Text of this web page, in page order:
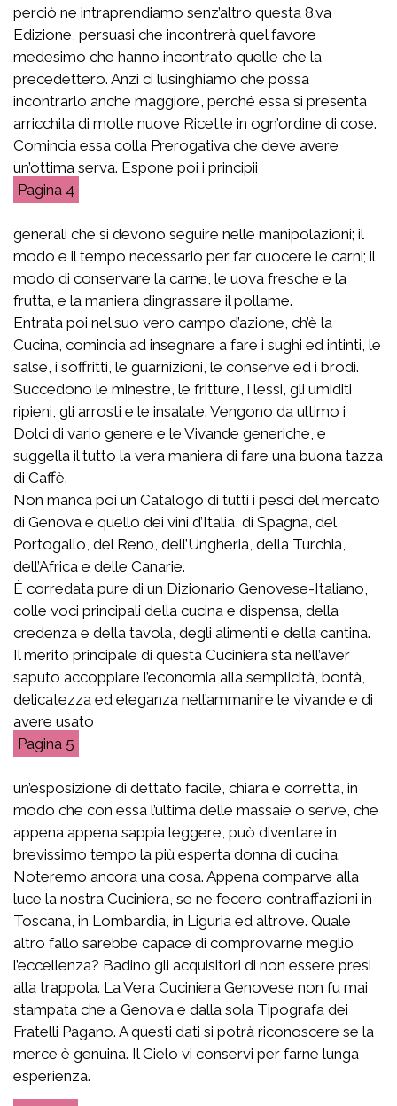
perciò ne intraprendiamo senz’altro questa 8.va
Edizione, persuasi che incontrerà quel favore
medesimo che hanno incontrato quelle che la
precedettero. Anzi ci lusinghiamo che possa
incontrarlo anche maggiore, perché essa si presenta
arricchita di molte nuove Ricette in ogn’ordine di cose.
Comincia essa colla Prerogativa che deve avere
un’ottima serva. Espone poi i principii
4
generali che si devono seguire nelle manipolazioni; il
modo e il tempo necessario per far cuocere le carni; il
modo di conservare la carne, le uova fresche e la
frutta, e la maniera d’ingrassare il pollame.
Entrata poi nel suo vero campo d’azione, ch’è la
Cucina, comincia ad insegnare a fare i sughi ed intinti, le
salse, i soffritti, le guarnizioni, le conserve ed i brodi.
Succedono le minestre, le fritture, i lessi, gli umiditi
ripieni, gli arrosti e le insalate. Vengono da ultimo i
Dolci di vario genere e le Vivande generiche, e
suggella il tutto la vera maniera di fare una buona tazza
di Caffè.
Non manca poi un Catalogo di tutti i pesci del mercato
di Genova e quello dei vini d’Italia, di Spagna, del
Portogallo, del Reno, dell’Ungheria, della Turchia,
dell’Africa e delle Canarie.
È corredata pure di un Dizionario Genovese-Italiano,
colle voci principali della cucina e dispensa, della
credenza e della tavola, degli alimenti e della cantina.
Il merito principale di questa Cuciniera sta nell’aver
saputo accoppiare l’economia alla semplicità, bontà,
delicatezza ed eleganza nell’ammanire le vivande e di
avere usato
5
un’esposizione di dettato facile, chiara e corretta, in
modo che con essa l’ultima delle massaie o serve, che
appena appena sappia leggere, può diventare in
brevissimo tempo la più esperta donna di cucina.
Noteremo ancora una cosa. Appena comparve alla
luce la nostra Cuciniera, se ne fecero contraffazioni in
Toscana, in Lombardia, in Liguria ed altrove. Quale
altro fallo sarebbe capace di comprovarne meglio
l’eccellenza? Badino gli acquisitori di non essere presi
alla trappola. La Vera Cuciniera Genovese non fu mai
stampata che a Genova e dalla sola Tipografa dei
Fratelli Pagano. A questi dati si potrà riconoscere se la
merce è genuina. Il Cielo vi conservi per farne lunga
esperienza.